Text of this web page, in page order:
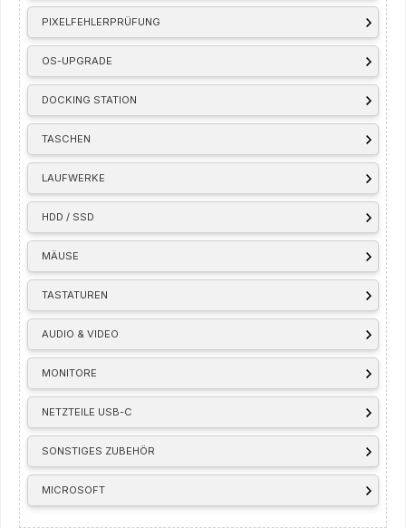
PIXELFEHLERPRÜFUNG
OS-UPGRADE
DOCKING STATION
TASCHEN
LAUFWERKE
HDD / SSD
MÄUSE
TASTATUREN
AUDIO & VIDEO
MONITORE
NETZTEILE USB-C
SONSTIGES ZUBEHÖR
MICROSOFT